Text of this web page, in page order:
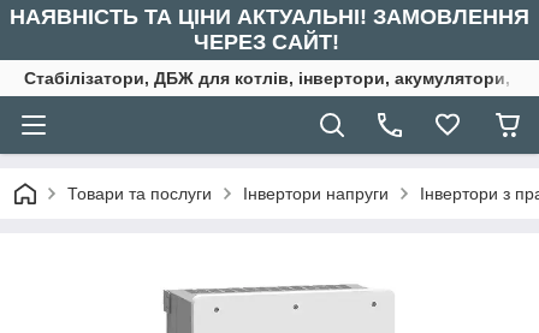
НАЯВНІСТЬ ТА ЦІНИ АКТУАЛЬНІ! ЗАМОВЛЕННЯ
ЧЕРЕЗ САЙТ!
Стабілізатори, ДБЖ для котлів, інвертори, акумулятори,
Товари та послуги Інвертори напруги Інвертори з